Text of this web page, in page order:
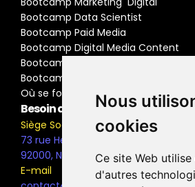
Nous
cookies
Ce site Web
d'autres
Bootcamp Data Scientist
Bootcamp Paid Media
Bootcamp Digital Media Content
Bootcamp Social Media Manager
Bootcamp Buyer Media
Où se former
Besoin d'information ?
Siège Social
73 rue Henri Barbusse,
92000, Nanterre
E-mail